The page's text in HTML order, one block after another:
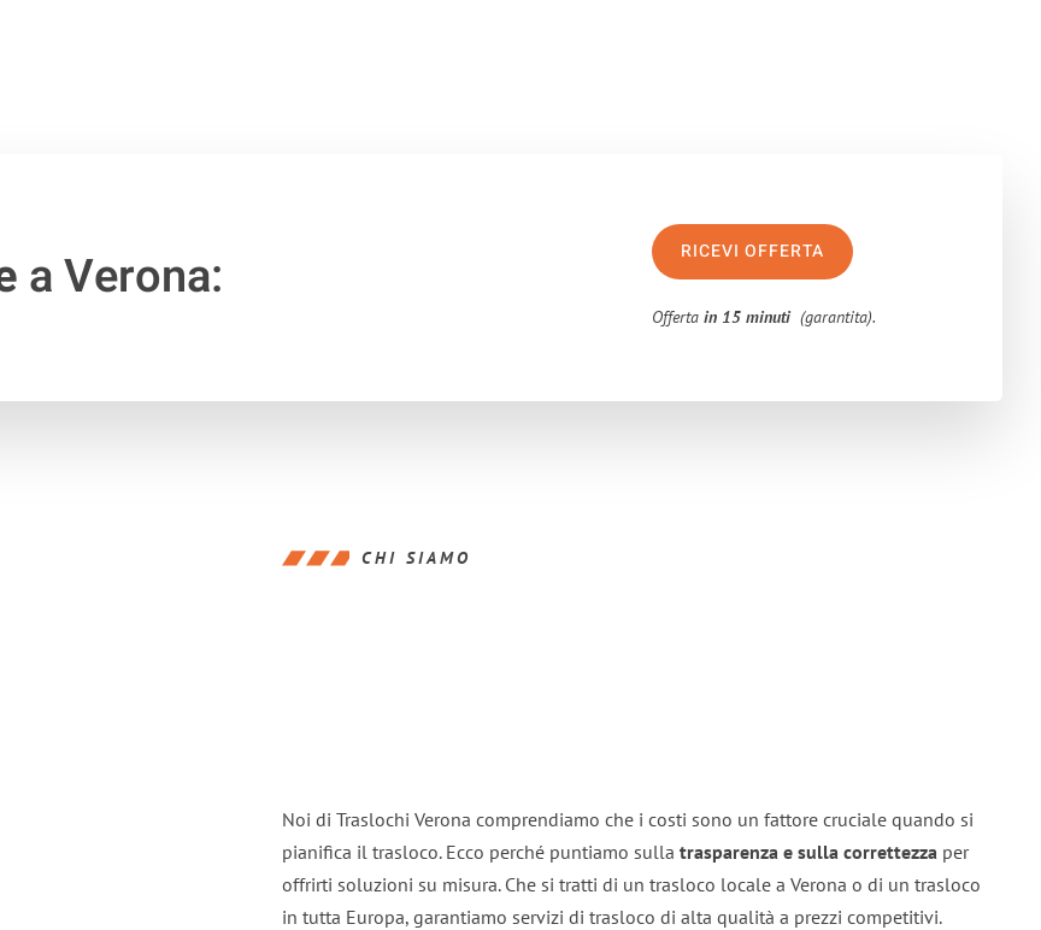
a Verona: RICEVI OFFERTA
Offertain 15 minuti (garantita).
CHI SIAMO
Noi di Traslochi Verona comprendiamo che i costi sono un fattore cruciale quando si
pianifica il trasloco. Ecco perché puntiamo sulla trasparenza e sulla correttezza per
offrirti soluzioni su misura. Che si tratti di un trasloco locale a Verona o di un trasloco
in tutta Europa, garantiamo servizi di trasloco di alta qualità a prezzi competitivi.